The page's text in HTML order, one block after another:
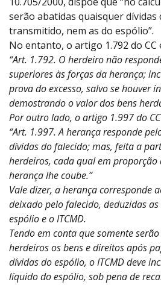
serão abatidas quaisquer dívidas
transmitido, nem as do espólio”.
No entanto, o artigo 1.792 do CC
“Art. 1.792. O herdeiro não
superiores às forças da herança;
prova do excesso, salvo se houver
demostrando o valor dos bens
Por outro lado, o artigo 1.997 do
“Art. 1.997. A herança responde
dívidas do falecido; mas, feita a
herdeiros, cada qual em proporção
herança lhe coube.”
Vale dizer, a herança corresponde
deixado pelo falecido, deduzidas
espólio e o ITCMD.
Tendo em conta que somente
herdeiros os bens e direitos após
dívidas do espólio, o ITCMD deve
líquido do espólio, sob pena de